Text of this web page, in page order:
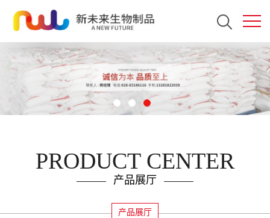
PRODUCT CENTER
产品展厅
产品展厅